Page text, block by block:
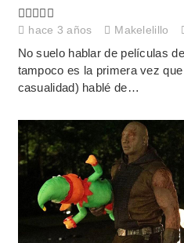
hace 3 años Makelelillo
No suelo hablar de películas
tampoco es la primera vez
casualidad) hablé de…